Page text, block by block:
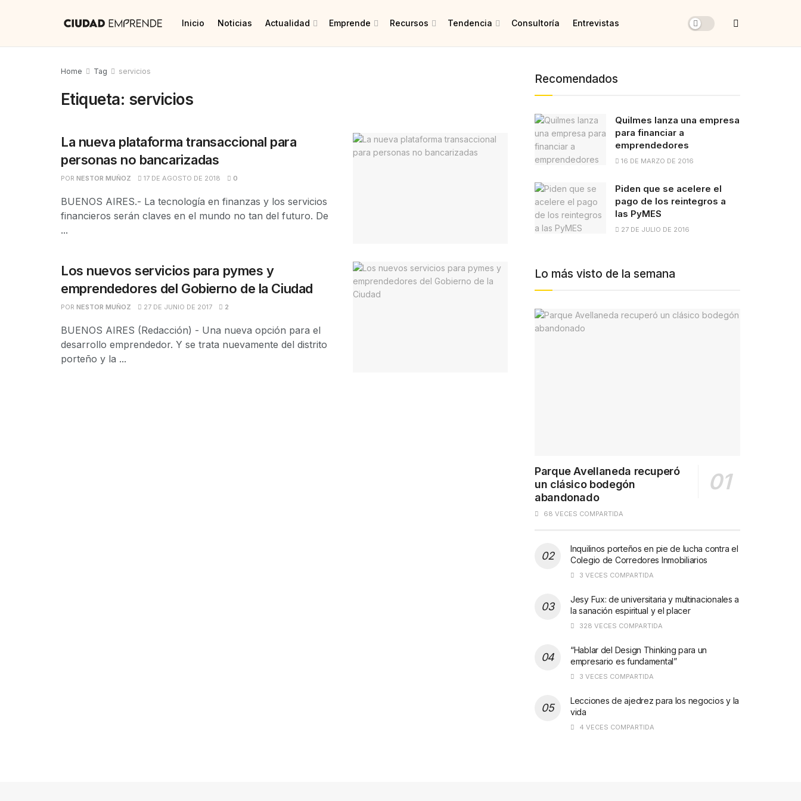
Inicio Noticias Actualidad Emprende Recursos Tendencia Consultoría Entrevistas
Home Tag servicios
Etiqueta: servicios
La nueva plataforma transaccional para
personas no bancarizadas
POR NESTOR MUÑOZ 17 DE AGOSTO DE 2018 0
BUENOS AIRES.- La tecnología en finanzas y los servicios
financieros serán claves en el mundo no tan del futuro. De
...
Los nuevos servicios para pymes y
emprendedores del Gobierno de la Ciudad
POR NESTOR MUÑOZ 27 DE JUNIO DE 2017 2
BUENOS AIRES (Redacción) - Una nueva opción para el
desarrollo emprendedor. Y se trata nuevamente del distrito
porteño y la ...
Recomendados
Quilmes lanza una empresa
para financiar a
emprendedores
16 DE MARZO DE 2016
Piden que se acelere el
pago de los reintegros a
las PyMES
27 DE JULIO DE 2016
Lo más visto de la semana
Parque Avellaneda recuperó
un clásico bodegón
abandonado
68 VECES COMPARTIDA
Inquilinos porteños en pie de lucha contra el
Colegio de Corredores Inmobiliarios
3 VECES COMPARTIDA
Jesy Fux: de universitaria y multinacionales a
la sanación espiritual y el placer
328 VECES COMPARTIDA
“Hablar del Design Thinking para un
empresario es fundamental”
3 VECES COMPARTIDA
Lecciones de ajedrez para los negocios y la
vida
4 VECES COMPARTIDA